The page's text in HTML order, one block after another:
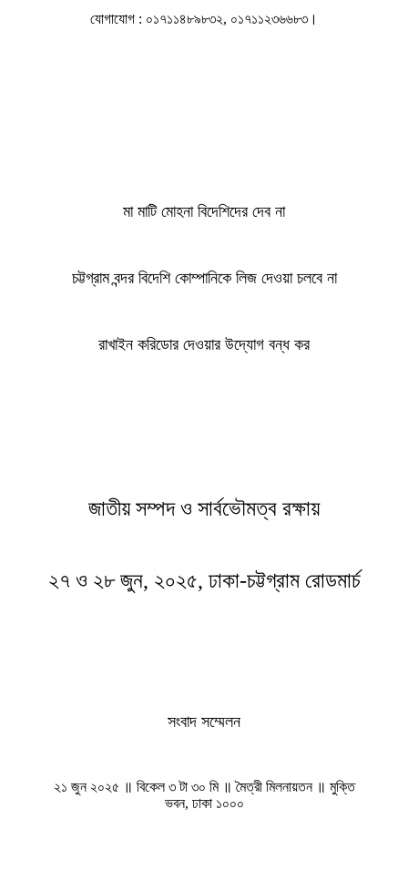
যোগাযোগ : ০১৭১১৪৮৯৮৩২, ০১৭১১২৩৬৬৮৩।
মা মাটি মোহনা বিদেশিদের দেব না
চট্টগ্রাম বন্দর বিদেশি কোম্পানিকে লিজ দেওয়া চলবে না
রাখাইন করিডোর দেওয়ার উদ্যোগ বন্ধ কর
জাতীয় সম্পদ ও সার্বভৌমত্ব রক্ষায়
২৭ ও ২৮ জুন, ২০২৫, ঢাকা-চট্টগ্রাম রোডমার্চ
সংবাদ সম্মেলন
২১ জুন ২০২৫ ॥ বিকেল ৩ টা ৩০ মি ॥ মৈত্রী মিলনায়তন ॥ মুক্তি
ভবন, ঢাকা ১০০০